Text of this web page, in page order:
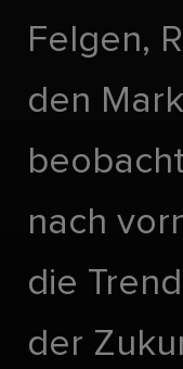
Felgen,
den
nach
die
der